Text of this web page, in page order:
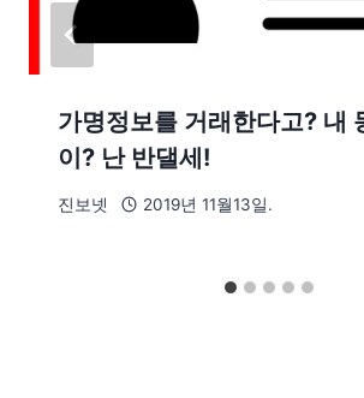
가명정보를 거래한다고? 내
이? 난 반댈세!
진보넷 2019년 11월13일.